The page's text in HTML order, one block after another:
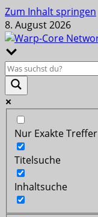
Zum Inhalt springen
8. August 2026
Nur Exakte Treffer
Titelsuche
Inhaltsuche